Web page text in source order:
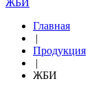
ЖБИ
Главная
|
Продукция
|
ЖБИ